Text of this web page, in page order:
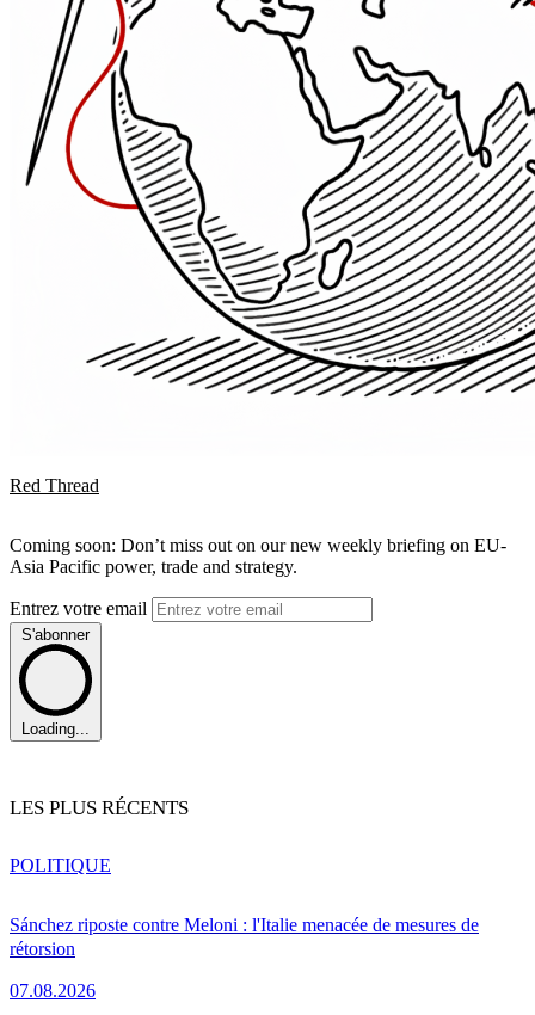
Red Thread
Coming soon: Don’t miss out on our new weekly briefing on EU-
Asia Pacific power, trade and strategy.
Entrez votre email
S'abonner
Loading...
LES PLUS RÉCENTS
Sánchez riposte contre Meloni : l'Italie menacée de mesures de
rétorsion
07.08.2026
POLITIQUE